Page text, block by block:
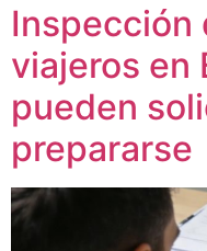
Inspección
viajeros en
pueden
prepararse